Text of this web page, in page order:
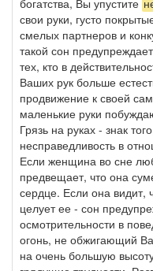
богатства, Вы упустите
свои руки, густо
смелых партнеров и
такой сон
тех, кто в
Ваших рук больше
продвижение к своей
маленькие руки
Грязь на руках - знак
несправедливость в
Если женщина во сне
предвещает, что она
сердце. Если она видит,
целует ее - сон
осмотрительности в
огонь, не обжигающий
на очень большую